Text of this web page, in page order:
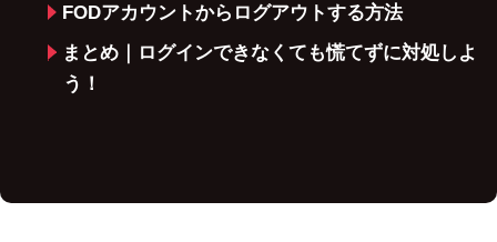
FODアカウントからログアウトする方法
まとめ｜ログインできなくても慌てずに対処しよ
う！